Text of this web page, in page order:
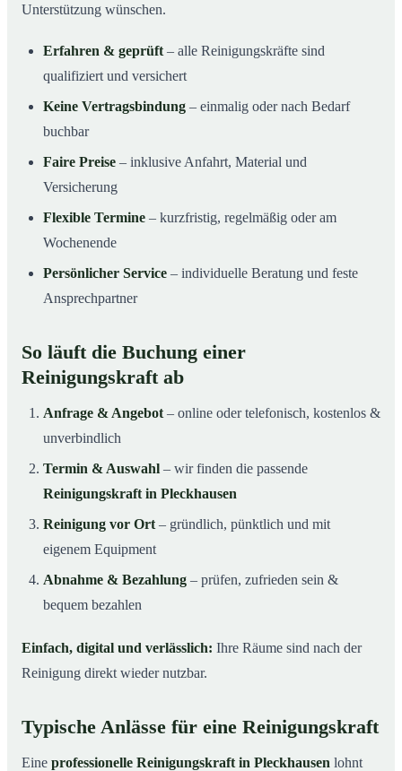
Unterstützung wünschen.
Erfahren & geprüft – alle Reinigungskräfte sind
qualifiziert und versichert
Keine Vertragsbindung – einmalig oder nach Bedarf
buchbar
Faire Preise – inklusive Anfahrt, Material und
Versicherung
Flexible Termine – kurzfristig, regelmäßig oder am
Wochenende
Persönlicher Service – individuelle Beratung und feste
Ansprechpartner
So läuft die Buchung einer
Reinigungskraft ab
Anfrage & Angebot – online oder telefonisch, kostenlos &
unverbindlich
Termin & Auswahl – wir finden die passende
Reinigungskraft in Pleckhausen
Reinigung vor Ort – gründlich, pünktlich und mit
eigenem Equipment
Abnahme & Bezahlung – prüfen, zufrieden sein &
bequem bezahlen
Einfach, digital und verlässlich: Ihre Räume sind nach der
Reinigung direkt wieder nutzbar.
Typische Anlässe für eine Reinigungskraft
Eine professionelle Reinigungskraft in Pleckhausen lohnt